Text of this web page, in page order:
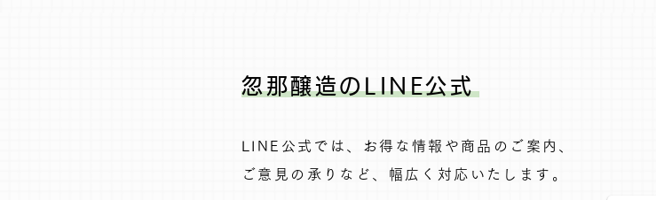
忽那醸造のLINE公式
LINE公式では、お得な情報や商品のご案内、
ご意見の承りなど、幅広く対応いたします。​